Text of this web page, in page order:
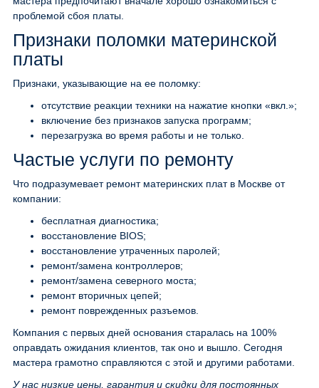
проблемой сбоя платы.
Признаки поломки материнской
платы
Признаки, указывающие на ее поломку:
отсутствие реакции техники на нажатие кнопки «вкл.»;
включение без признаков запуска программ;
перезагрузка во время работы и не только.
Частые услуги по ремонту
Что подразумевает ремонт материнских плат в Москве от
компании:
бесплатная диагностика;
восстановление BIOS;
восстановление утраченных паролей;
ремонт/замена контроллеров;
ремонт/замена северного моста;
ремонт вторичных цепей;
ремонт поврежденных разъемов.
Компания с первых дней основания старалась на 100%
оправдать ожидания клиентов, так оно и вышло. Сегодня
мастера грамотно справляются с этой и другими работами.
У нас низкие цены, гарантия и скидки для постоянных